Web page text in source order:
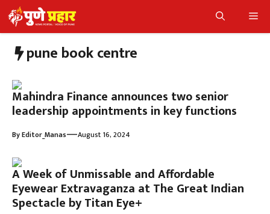
Skip
to
contentpune book centre
Mahindra Finance announces two senior
leadership appointments in key functions
ByEditor_Manas—August 16, 2024
A Week of Unmissable and Affordable
Eyewear Extravaganza at The Great Indian
Spectacle by Titan Eye+